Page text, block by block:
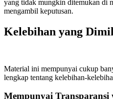
yang tidak mungkin ditemukan di
mengambil keputusan.
Kelebihan yang
Material ini mempunyai cukup
lengkap tentang kelebihan-
Mempunyai